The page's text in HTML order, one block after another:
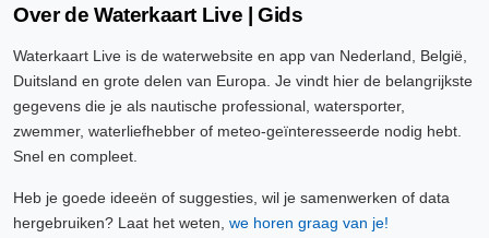
Over de Waterkaart Live | Gids
Waterkaart Live is de waterwebsite en app van Nederland, België,
Duitsland en grote delen van Europa. Je vindt hier de belangrijkste
gegevens die je als nautische professional, watersporter,
zwemmer, waterliefhebber of meteo-geïnteresseerde nodig hebt.
Snel en compleet.
Heb je goede ideeën of suggesties, wil je samenwerken of data
hergebruiken? Laat het weten, we horen graag van je!